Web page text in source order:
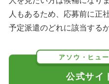
人もあるため、応募前に正
予定派遣のどれに該当する
アソウ・ヒュ
公式サイ